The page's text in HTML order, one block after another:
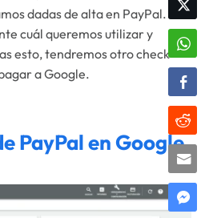
dadas de alta en PayPal.
cuál queremos utilizar y
esto, tendremos otro check
a Google.
PayPal en Google